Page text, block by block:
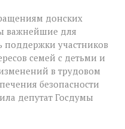
донских
важнейшие для
поддержки участников
семей с детьми и
в трудовом
безопасности
депутат Госдумы